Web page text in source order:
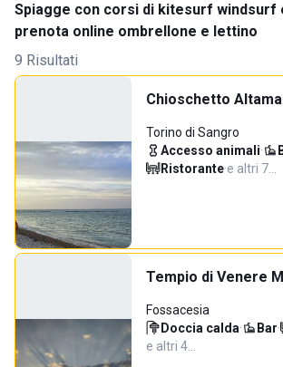
Spiagge con corsi di kitesurf windsurf
prenota online ombrellone e lettino
9 Risultati
Chioschetto
Torino di Sangro
Accesso animali·
Ristorante·e altri 7…
Tempio di Venere
Fossacesia
Doccia calda· Bar·
e altri 4…